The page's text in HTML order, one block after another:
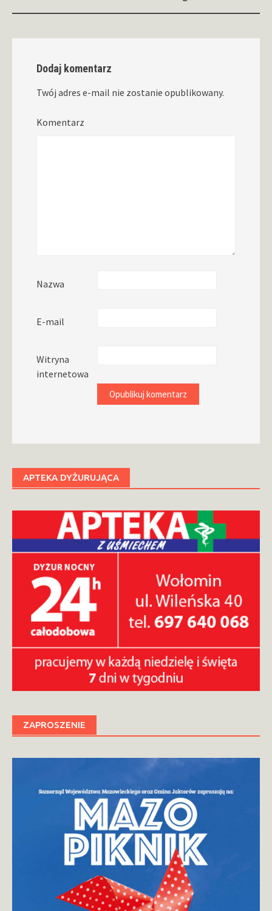
Dodaj komentarz
Twój adres e-mail nie zostanie opublikowany.
Komentarz
Nazwa
E-mail
Witryna
internetowa
APTEKA DYŻURUJĄCA
ZAPROSZENIE